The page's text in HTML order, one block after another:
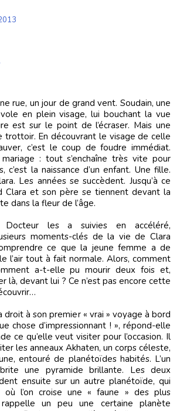
en plein visage, lui bouchant la vue
est sur le point de l’écraser. Mais une
trottoir. En découvrant le visage de celle
c’est le coup de foudre immédiat.
mariage : tout s’enchaîne très vite pour
c’est la naissance d’un enfant. Une fille.
Les années se succèdent. Jusqu’à ce
Clara et son père se tiennent devant la
dans la fleur de l’âge.
Docteur les a suivies en accéléré,
moments-clés de la vie de Clara
ce que la jeune femme a de
l’air tout à fait normale. Alors, comment
a-t-elle pu mourir deux fois et,
là, devant lui ? Ce n’est pas encore cette
droit à son premier « vrai » voyage à bord
chose d’impressionnant ! », répond-elle
ce qu’elle veut visiter pour l’occasion. Il
les anneaux Akhaten, un corps céleste,
entouré de planétoïdes habités. L’un
une pyramide brillante. Les deux
ensuite sur un autre planétoïde, qui
où l’on croise une « faune » des plus
un peu une certaine planète